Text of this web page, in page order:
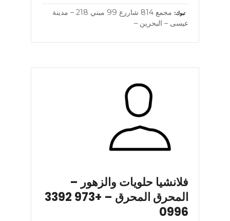
تبوك
مجمع 814 شاررع 99 مبني 218 – مدينة
عيسى – البحرين –
فلانشيا حلويات والزهور –
المحرق المحرق – +973 3392
0996